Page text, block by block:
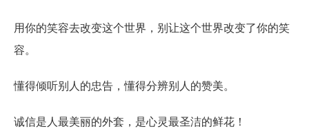
用你的笑容去改变这个世界，别让这个世界改变了你的笑
容。
懂得倾听别人的忠告，懂得分辨别人的赞美。
诚信是人最美丽的外套，是心灵最圣洁的鲜花！